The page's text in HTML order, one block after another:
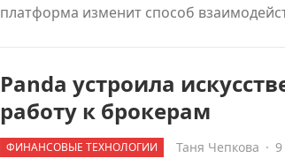
платформа изменит способ
Panda устроила
работу к брокерам
ФИНАНСОВЫЕ ТЕХНОЛОГИИ Таня Чепкова · 9